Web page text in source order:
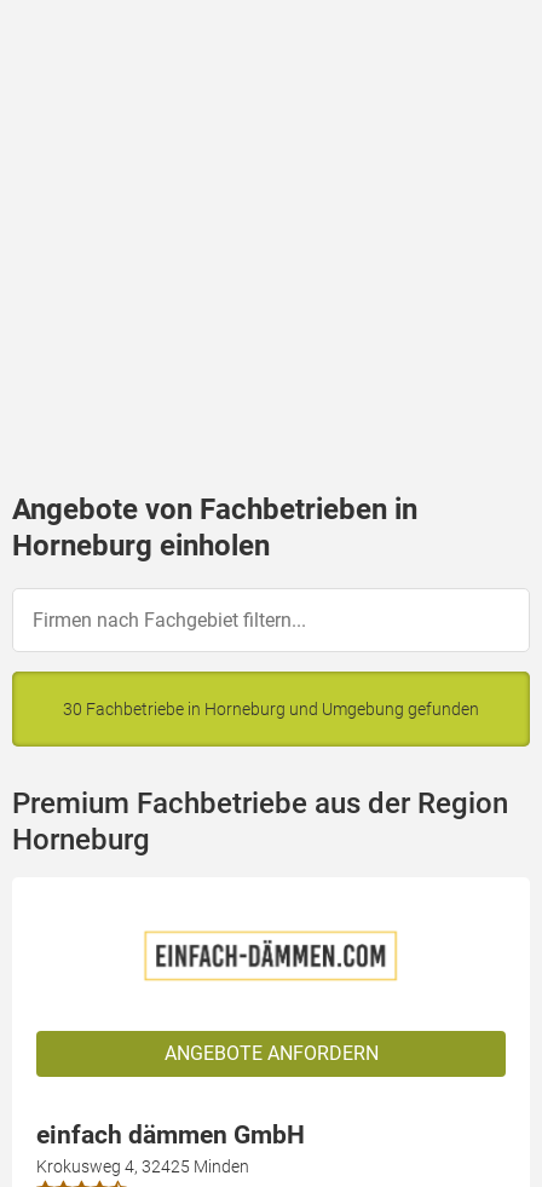
Angebote von Fachbetrieben in
Horneburg einholen
30 Fachbetriebe in Horneburg und Umgebung gefunden
Premium Fachbetriebe aus der Region
Horneburg
ANGEBOTE ANFORDERN
einfach dämmen GmbH
Krokusweg 4, 32425 Minden